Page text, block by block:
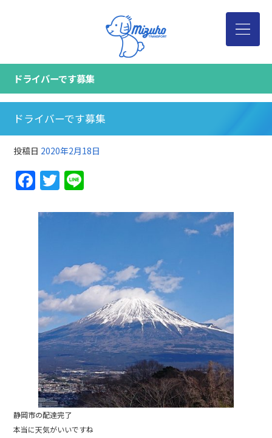
ドライバーです募集
ドライバーです募集
投稿日 2020年2月18日
Facebook
Twitter
静岡市の配達完了
本当に天気がいいですね